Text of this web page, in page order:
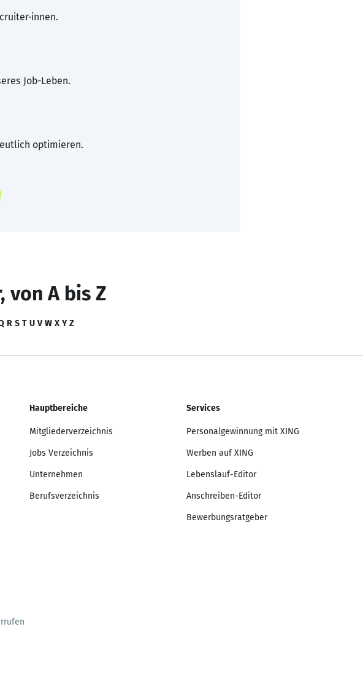
Job-Leben.
optimieren.
von A bis Z
R S T U V W X Y Z
Hauptbereiche
Mitgliederverzeichnis
Jobs Verzeichnis
Unternehmen
Berufsverzeichnis
Services
Personalgewinnung mit XING
Werben auf XING
Lebenslauf-Editor
Anschreiben-Editor
Bewerbungsratgeber